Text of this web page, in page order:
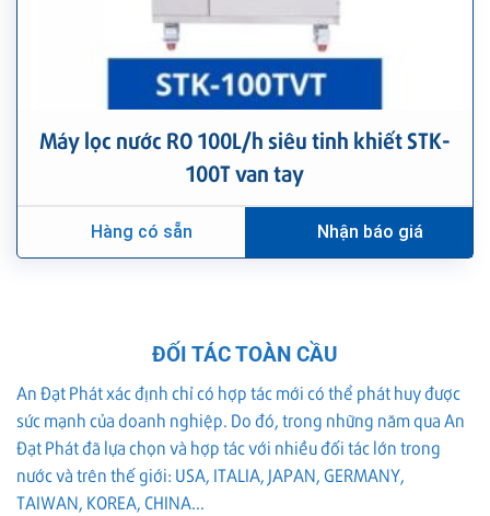
Máy lọc nước RO 100L/h siêu tinh khiết STK-
100T van tay
Hàng có sẵn Nhận báo giá
ĐỐI TÁC TOÀN CẦU
An Đạt Phát xác định chỉ có hợp tác mới có thể phát huy được
sức mạnh của doanh nghiệp. Do đó, trong những năm qua An
Đạt Phát đã lựa chọn và hợp tác với nhiều đối tác lớn trong
nước và trên thế giới: USA, ITALIA, JAPAN, GERMANY,
TAIWAN, KOREA, CHINA...